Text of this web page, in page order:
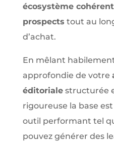
écosystème cohérent
prospects tout au
d’achat.
En mêlant
approfondie de votre
éditorialestructurée
rigoureuse la base
outil performant tel
pouvez générer des